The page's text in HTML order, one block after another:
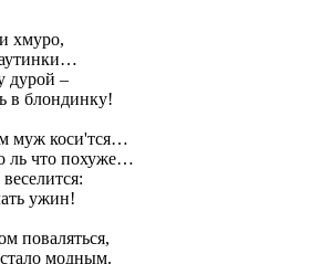
хмуро,
дурой –
в блондинку!
муж коси'тся…
ль что похуже…
ужин!
поваляться,
модным.